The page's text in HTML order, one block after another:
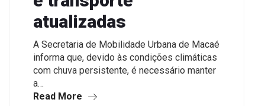
atualizadas
A Secretaria de Mobilidade Urbana de Macaé
informa que, devido às condições climáticas
com chuva persistente, é necessário manter
a…
Read More